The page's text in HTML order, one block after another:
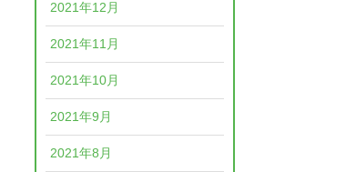
2021年12月
2021年11月
2021年10月
2021年9月
2021年8月